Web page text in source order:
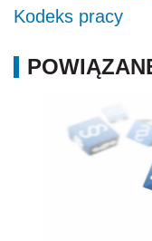
Kodeks pracy